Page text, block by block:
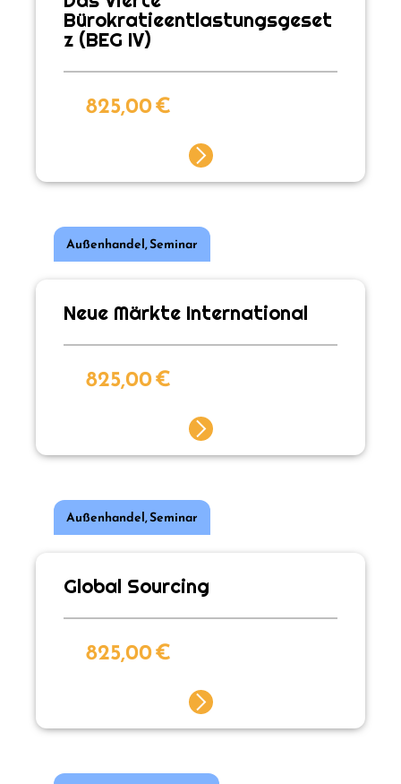
Bürokratieentlastungsgeset
z (BEG IV)
825,00€
Außenhandel,Seminar
Neue Märkte International
825,00€
Außenhandel,Seminar
Global Sourcing
825,00€